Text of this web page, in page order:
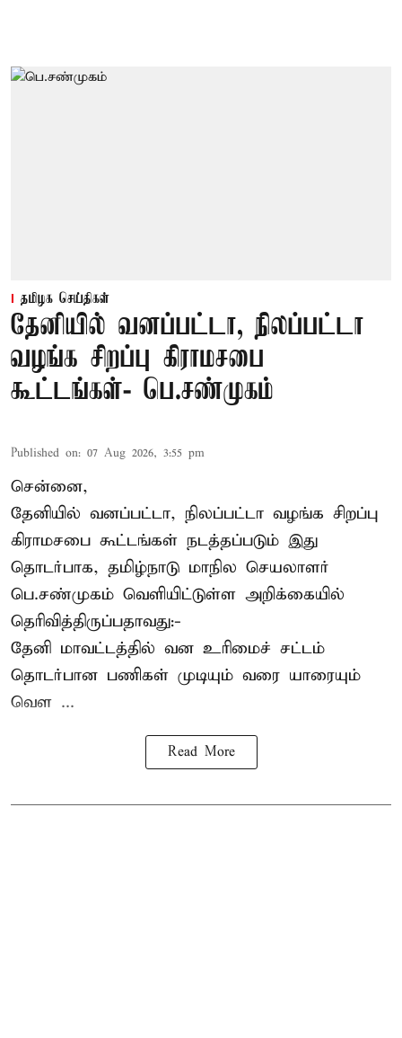
தமிழக செய்திகள்
தேனியில் வனப்பட்டா, நிலப்பட்டா
வழங்க சிறப்பு கிராமசபை
கூட்டங்கள்- பெ.சண்முகம்
Published on: 07 Aug 2026, 3:55 pm
சென்னை,
தேனியில் வனப்பட்டா, நிலப்பட்டா வழங்க சிறப்பு
கிராமசபை கூட்டங்கள் நடத்தப்படும் இது
தொடர்பாக, தமிழ்நாடு மாநில செயலாளர்
பெ.சண்முகம் வெளியிட்டுள்ள அறிக்கையில்
தெரிவித்திருப்பதாவது:-
தேனி மாவட்டத்தில் வன உரிமைச் சட்டம்
தொடர்பான பணிகள் முடியும் வரை யாரையும்
வெள ...
Read More